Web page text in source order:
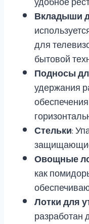
Вкладыши
для
бытовой
Подносы
удержания
Стельки:
Овощные
как
Лотки для
разработан